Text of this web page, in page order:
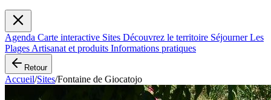
Agenda Carte interactive Sites Découvrez le territoire SéjournerLes
Plages Artisanat et produits Informations pratiques
Retour
Accueil/Sites/Fontaine de Giocatojo